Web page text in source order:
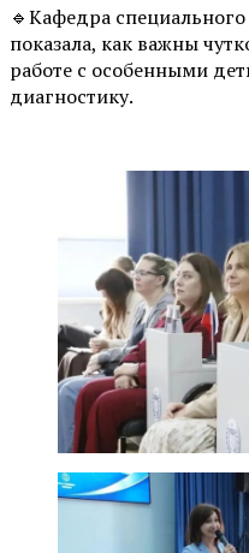
🔹Кафедра
показала, как важны
работе с особенными
диагностику.